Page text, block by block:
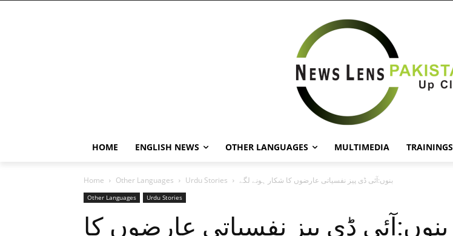
HOME ENGLISH NEWS OTHER LANGUAGES MULTIMEDIA TRAININGS
Home Other Languages Urdu Stories بنوں:آئی ڈی پیز نفسیاتی عارضوں کا شکار ہونے لگے
Other Languages Urdu Stories
بنوں:آئی ڈی پیز نفسیاتی عارضوں کا